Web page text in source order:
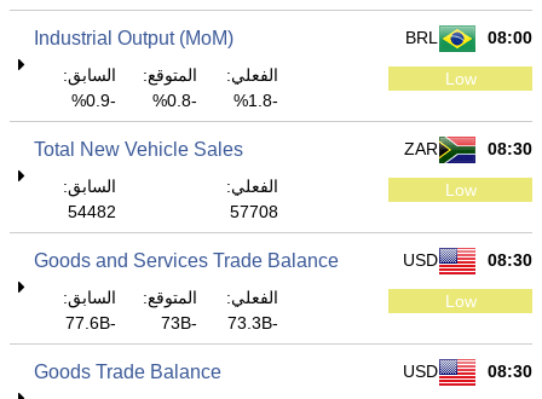
08:00
BRL
Industrial Output (MoM)
Low
الفعلي:
-1.8%
المتوقع:
-0.8%
السابق:
-0.9%
08:30
ZAR
Total New Vehicle Sales
Low
الفعلي:
57708
السابق:
54482
08:30
USD
Goods and Services Trade Balance
Low
الفعلي:
-73.3B
المتوقع:
-73B
السابق:
-77.6B
08:30
USD
Goods Trade Balance